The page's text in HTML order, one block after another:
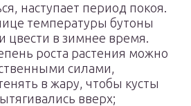
наступает период покоя.
температуры бутоны
цвести в зимнее время.
роста растения можно
силами,
в жару, чтобы кусты
вверх;